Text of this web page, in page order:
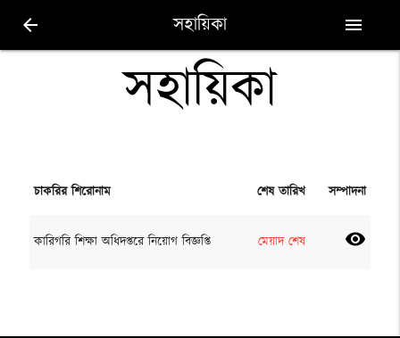
arrow_back সহায়িকা menu
সহায়িকা
চাকরির শিরোনাম শেষ তারিখ সম্পাদনা
কারিগরি শিক্ষা অধিদপ্তরে নিয়োগ বিজ্ঞপ্তি মেয়াদ শেষ visibility